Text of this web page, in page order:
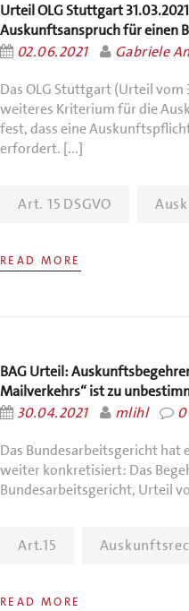
Urteil OLG Stuttgart
Auskunftsanspruch für einen
02.06.2021
Gabriele
Das OLG Stuttgart (Urteil vom
weiteres Kriterium für die
fest, dass eine
erfordert. [...]
Art. 15 DSGVO
READ MORE
BAG Urteil:
Mailverkehrs“ ist zu
30.04.2021
mlihl
0
Das Bundesarbeitsgericht hat
weiter konkretisiert: Das
Bundesarbeitsgericht, Urteil
Art.15
READ MORE